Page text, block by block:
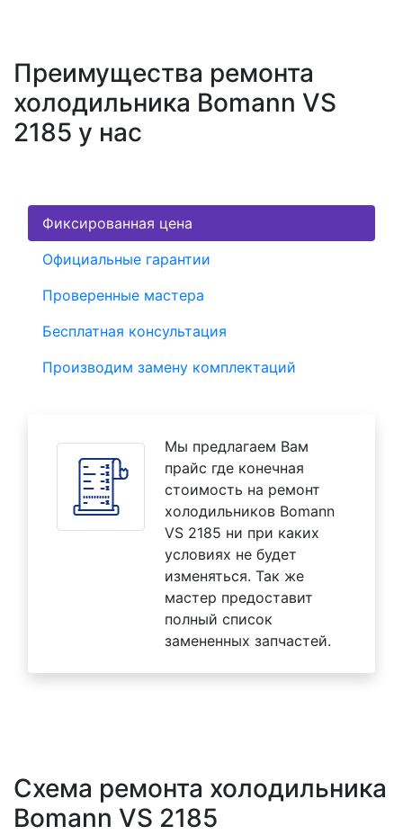
Преимущества ремонта
холодильника Bomann VS
2185 у нас
Фиксированная цена
Официальные гарантии
Проверенные мастера
Бесплатная консультация
Производим замену комплектаций
Мы предлагаем Вам
прайс где конечная
стоимость на ремонт
холодильников Bomann
VS 2185 ни при каких
условиях не будет
изменяться. Так же
мастер предоставит
полный список
замененных запчастей.
Схема ремонта холодильника
Bomann VS 2185